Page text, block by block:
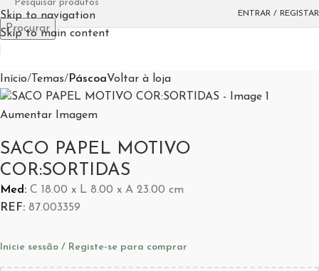
Skip to navigation
Skip to main content
Procurar
ENTRAR / REGISTAR
Início Temas PáscoaVoltar à loja
Esgotado
Aumentar Imagem
SACO PAPEL MOTIVO
COR:SORTIDAS
Med: C 18.00 x L 8.00 x A 23.00 cm
REF: 87.003359
Inicie sessão / Registe-se para comprar